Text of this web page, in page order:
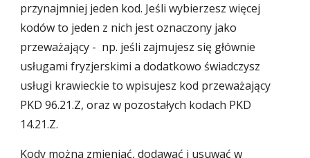
przynajmniej jeden kod. Jeśli wybierzesz więcej
kodów to jeden z nich jest oznaczony jako
przeważający - np. jeśli zajmujesz się głównie
usługami fryzjerskimi a dodatkowo świadczysz
usługi krawieckie to wpisujesz kod przeważający
PKD 96.21.Z, oraz w pozostałych kodach PKD
14.21.Z.
Kody można zmieniać, dodawać i usuwać w